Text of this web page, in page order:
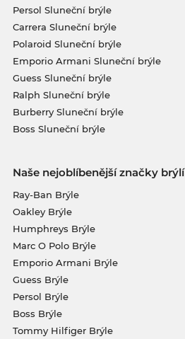
Persol Sluneční brýle
Carrera Sluneční brýle
Polaroid Sluneční brýle
Emporio Armani Sluneční brýle
Guess Sluneční brýle
Ralph Sluneční brýle
Burberry Sluneční brýle
Boss Sluneční brýle
Naše nejoblíbenější značky brýlí
Ray-Ban Brýle
Oakley Brýle
Humphreys Brýle
Marc O Polo Brýle
Emporio Armani Brýle
Guess Brýle
Persol Brýle
Boss Brýle
Tommy Hilfiger Brýle